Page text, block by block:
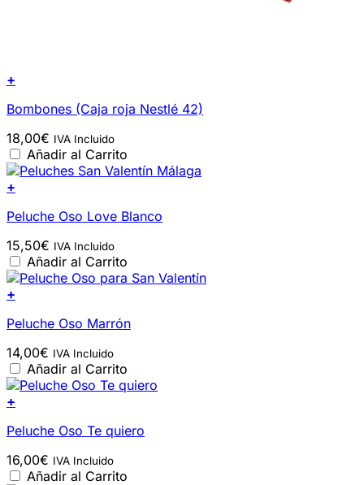
+
Bombones (Caja roja Nestlé 42)
18,00€ IVA Incluido
Añadir al Carrito
+
Peluche Oso Love Blanco
15,50€ IVA Incluido
Añadir al Carrito
+
Peluche Oso Marrón
14,00€ IVA Incluido
Añadir al Carrito
+
Peluche Oso Te quiero
16,00€ IVA Incluido
Añadir al Carrito